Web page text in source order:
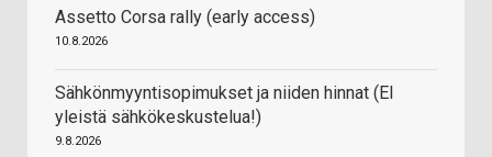
Assetto Corsa rally (early access)
10.8.2026
Sähkönmyyntisopimukset ja niiden hinnat (EI
yleistä sähkökeskustelua!)
9.8.2026